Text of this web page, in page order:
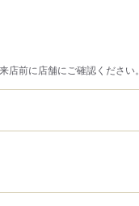
前に店舗にご確認ください。